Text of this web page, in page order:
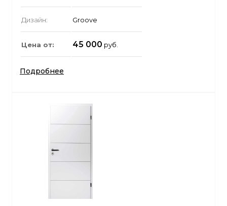
Дизайн: Groove
Цена от: 45 000 руб.
Подробнее